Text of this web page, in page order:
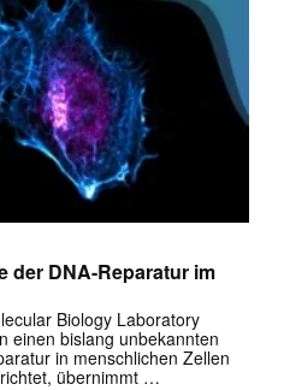
der DNA-Reparatur im
Biology Laboratory
einen bislang unbekannten
in menschlichen Zellen
übernimmt …